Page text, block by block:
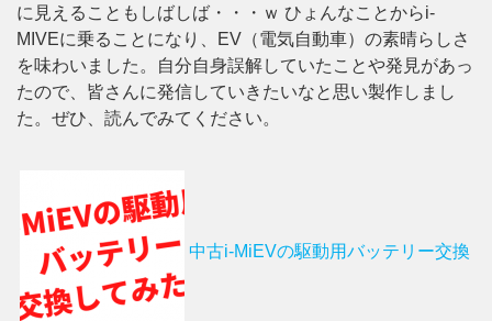
に見えることもしばしば・・・ｗ ひょんなことからi-
MIVEに乗ることになり、EV（電気自動車）の素晴らしさ
を味わいました。自分自身誤解していたことや発見があっ
たので、皆さんに発信していきたいなと思い製作しまし
た。ぜひ、読んでみてください。
中古i-MiEVの駆動用バッテリー交換